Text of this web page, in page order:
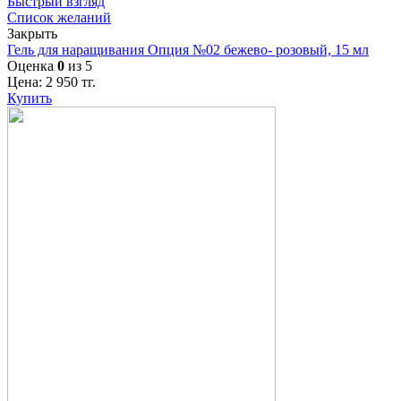
Список желаний
Закрыть
Гель для наращивания Опция №02 бежево- розовый, 15 мл
Оценка 0 из 5
Цена: 2 950 тг.
Купить